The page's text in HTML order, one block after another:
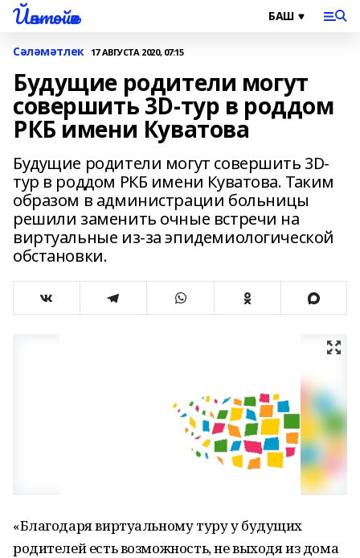
Йәнтөйәк
Сәләмәтлек 17 АВГУСТА 2020, 07:15
Будущие родители могут
совершить 3D-тур в роддом
РКБ имени Куватова
Будущие родители могут совершить 3D-
тур в роддом РКБ имени Куватова. Таким
образом в администрации больницы
решили заменить очные встречи на
виртуальные из-за эпидемиологической
обстановки.
«Благодаря виртуальному туру у будущих
родителей есть возможность, не выходя из дома